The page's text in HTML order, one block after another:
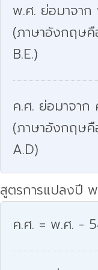
พ.ศ. ย่อมาจา
(ภาษาอังกฤษ
B.E.)
ค.ศ. ย่อมาจาก
(ภาษาอังกฤษ
A.D)
สูตรการแปลงปี
ค.ศ. = พ.ศ. -